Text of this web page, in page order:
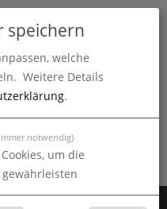
Dresden in Sachsen
mit:
speichern
welche
Weitere Details
.
notwendig)
um die